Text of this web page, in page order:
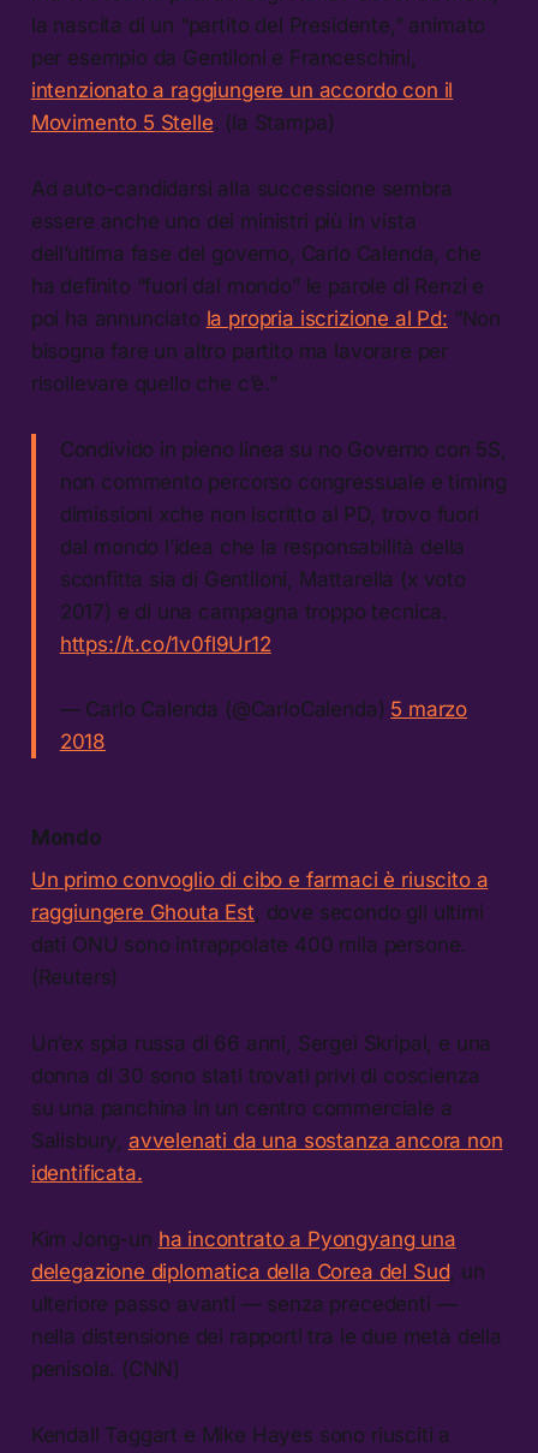
la nascita di un “partito del Presidente,” animato
per esempio da Gentiloni e Franceschini,
intenzionato a raggiungere un accordo con il
Movimento 5 Stelle. (la Stampa)
Ad auto-candidarsi alla successione sembra
essere anche uno dei ministri più in vista
dell’ultima fase del governo, Carlo Calenda, che
ha definito “fuori dal mondo” le parole di Renzi e
poi ha annunciato la propria iscrizione al Pd: “Non
bisogna fare un altro partito ma lavorare per
risollevare quello che c’è.”
Condivido in pieno linea su no Governo con 5S,
non commento percorso congressuale e timing
dimissioni xche non iscritto al PD, trovo fuori
dal mondo l’idea che la responsabilità della
sconfitta sia di Gentiloni, Mattarella (x voto
2017) e di una campagna troppo tecnica.
https://t.co/1v0fl9Ur12
— Carlo Calenda (@CarloCalenda) 5 marzo
2018
Mondo
Un primo convoglio di cibo e farmaci è riuscito a
raggiungere Ghouta Est , dove secondo gli ultimi
dati ONU sono intrappolate 400 mila persone.
(Reuters)
Un’ex spia russa di 66 anni, Sergei Skripal, e una
donna di 30 sono stati trovati privi di coscienza
su una panchina in un centro commerciale a
Salisbury, avvelenati da una sostanza ancora non
identificata.
Kim Jong-un ha incontrato a Pyongyang una
delegazione diplomatica della Corea del Sud , un
ulteriore passo avanti — senza precedenti —
nella distensione dei rapporti tra le due metà della
penisola. (CNN)
Kendall Taggart e Mike Hayes sono riusciti a